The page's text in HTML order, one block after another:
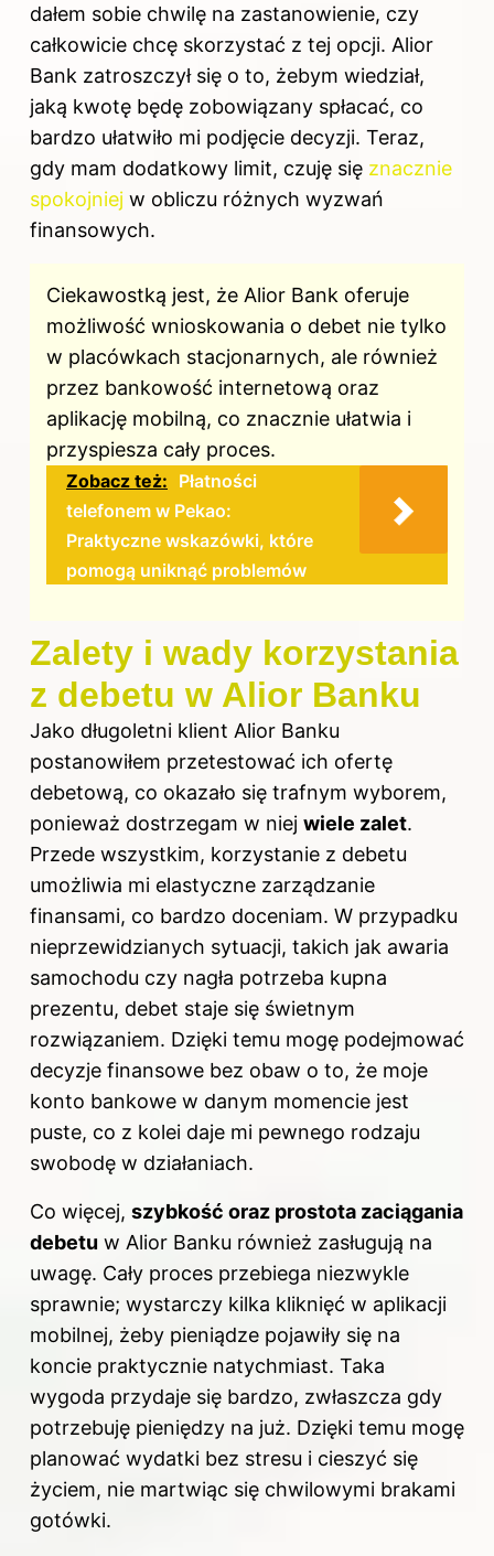
dałem sobie chwilę na zastanowienie, czy
całkowicie chcę skorzystać z tej opcji. Alior
Bank zatroszczył się o to, żebym wiedział,
jaką kwotę będę zobowiązany spłacać, co
bardzo ułatwiło mi podjęcie decyzji. Teraz,
gdy mam dodatkowy limit, czuję się znacznie
spokojniej w obliczu różnych wyzwań
finansowych.
Ciekawostką jest, że Alior Bank oferuje
możliwość wnioskowania o debet nie tylko
w placówkach stacjonarnych, ale również
przez bankowość internetową oraz
aplikację mobilną, co znacznie ułatwia i
przyspiesza cały proces.
Zobacz też: Płatności
telefonem w Pekao:
Praktyczne wskazówki, które
pomogą uniknąć problemów
Zalety i wady korzystania
z debetu w Alior Banku
Jako długoletni klient Alior Banku
postanowiłem przetestować ich ofertę
debetową, co okazało się trafnym wyborem,
ponieważ dostrzegam w niej wiele zalet.
Przede wszystkim, korzystanie z debetu
umożliwia mi elastyczne zarządzanie
finansami, co bardzo doceniam. W przypadku
nieprzewidzianych sytuacji, takich jak awaria
samochodu czy nagła potrzeba kupna
prezentu, debet staje się świetnym
rozwiązaniem. Dzięki temu mogę podejmować
decyzje finansowe bez obaw o to, że moje
konto bankowe w danym momencie jest
puste, co z kolei daje mi pewnego rodzaju
swobodę w działaniach.
Co więcej, szybkość oraz prostota zaciągania
debetu w Alior Banku również zasługują na
uwagę. Cały proces przebiega niezwykle
sprawnie; wystarczy kilka kliknięć w aplikacji
mobilnej, żeby pieniądze pojawiły się na
koncie praktycznie natychmiast. Taka
wygoda przydaje się bardzo, zwłaszcza gdy
potrzebuję pieniędzy na już. Dzięki temu mogę
planować wydatki bez stresu i cieszyć się
życiem, nie martwiąc się chwilowymi brakami
gotówki.